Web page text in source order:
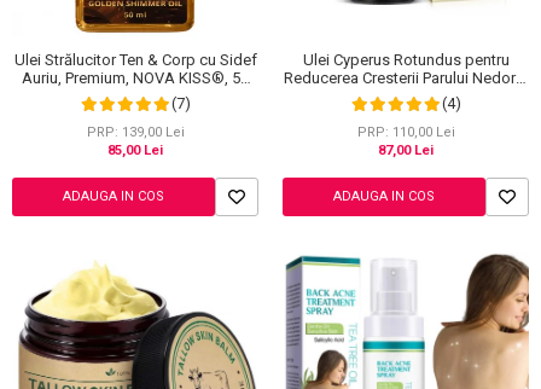
Scrub / Balsam de buze
Netestate pe Animale
Ulei Strălucitor Ten & Corp cu Sidef
Auriu, Premium, NOVA KISS®, 50
ml
(7)
PRP: 139,00 Lei
85,00 Lei
ADAUGA IN COS
Ulei Cyperus Rotundus pentru
Reducerea Cresterii Parului Nedorit,
100% Formula Naturala, NOVA
KISS®, 60 ml
(4)
PRP: 110,00 Lei
87,00 Lei
ADAUGA IN COS